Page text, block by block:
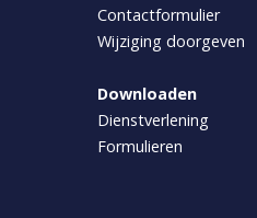
Contactformulier
Wijziging doorgeven
Downloaden
Dienstverlening
Formulieren